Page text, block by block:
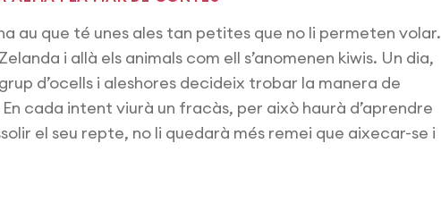
au que té unes ales tan petites que no li permeten volar.
i allà els animals com ell s’anomenen kiwis. Un dia,
d’ocells i aleshores decideix trobar la manera de
cada intent viurà un fracàs, per això haurà d’aprendre
el seu repte, no li quedarà més remei que aixecar-se i